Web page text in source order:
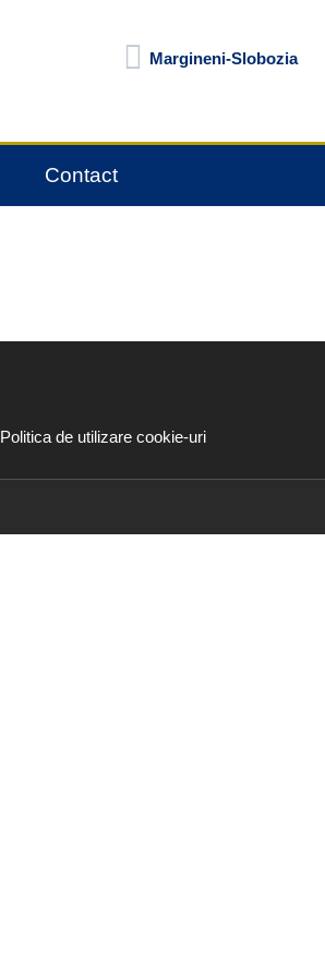
Margineni-Slobozia
Contact
Politica de utilizare cookie-uri